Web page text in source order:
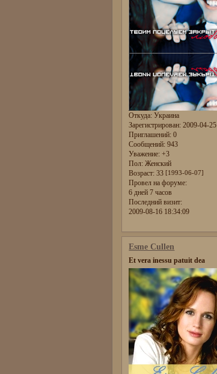
Откуда: Украина
Зарегистрирован: 2009-04-25
Приглашений: 0
Сообщений: 943
Уважение: +3
Пол: Женский
Возраст: 33[1993-06-07]
Провел на форуме:
6 дней 7 часов
Последний визит:
2009-08-16 18:34:09
Esme Cullen
Et vera inessu patuit dea